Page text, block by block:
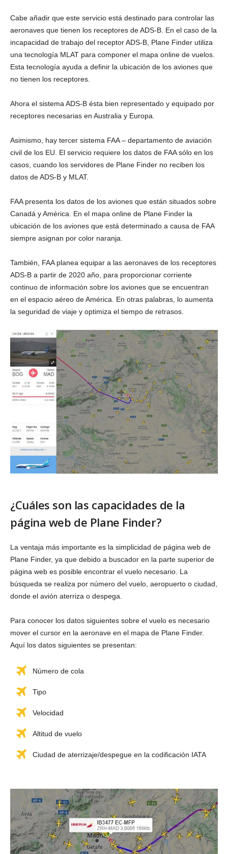
Cabe añadir que este servicio está destinado para controlar las
aeronaves que tienen los receptores de ADS-B. En el caso de la
incapacidad de trabajo del receptor ADS-B, Plane Finder utiliza
una tecnología MLAT para componer el mapa online de vuelos.
Esta tecnología ayuda a definir la ubicación de los aviones que
no tienen los receptores.
Ahora el sistema ADS-B ésta bien representado y equipado por
receptores necesarias en Australia y Europa.
Asimismo, hay tercer sistema FAA – departamento de aviación
civil de los EU. El servicio requiere los datos de FAA sólo en los
casos, cuando los servidores de Plane Finder no reciben los
datos de ADS-B y MLAT.
FAA presenta los datos de los aviones que están situados sobre
Canadá y América. En el mapa online de Plane Finder la
ubicación de los aviones que está determinado a causa de FAA
siempre asignan por color naranja.
También, FAA planea equipar a las aeronaves de los receptores
ADS-B a partir de 2020 año, para proporcionar corriente
continuo de información sobre los aviones que se encuentran
en el espacio aéreo de América. En otras palabras, lo aumenta
la seguridad de viaje y optimiza el tiempo de retrasos.
¿Cuáles son las capacidades de la
página web de Plane Finder?
La ventaja más importante es la simplicidad de página web de
Plane Finder, ya que debido a buscador en la parte superior de
página web es posible encontrar el vuelo necesario. La
búsqueda se realiza por número del vuelo, aeropuerto o ciudad,
donde el avión aterriza o despega.
Para conocer los datos siguientes sobre el vuelo es necesario
mover el cursor en la aeronave en el mapa de Plane Finder.
Aquí los datos siguientes se presentan:
Número de cola
Tipo
Velocidad
Altitud de vuelo
Ciudad de aterrizaje/despegue en la codificación IATA